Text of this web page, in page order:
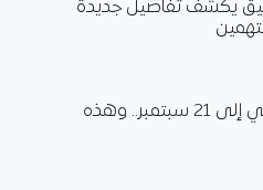
يكشف تفاصيل جديدة
تأجيل الدخول المدرسي إلى 21 سبتمبر.. وهذه